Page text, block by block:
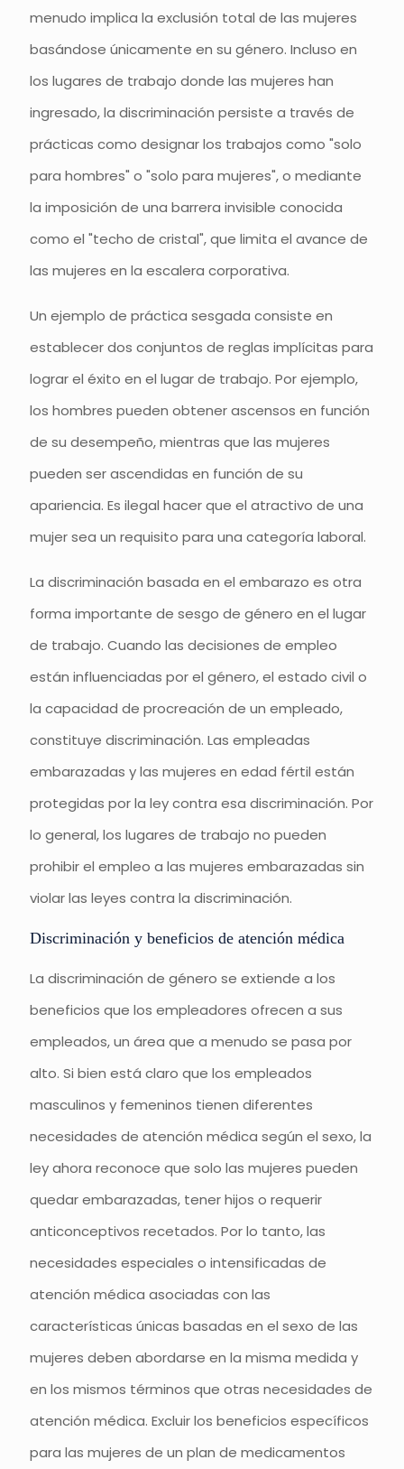
menudo implica la exclusión total de las mujeres
basándose únicamente en su género. Incluso en
los lugares de trabajo donde las mujeres han
ingresado, la discriminación persiste a través de
prácticas como designar los trabajos como "solo
para hombres" o "solo para mujeres", o mediante
la imposición de una barrera invisible conocida
como el "techo de cristal", que limita el avance de
las mujeres en la escalera corporativa.
Un ejemplo de práctica sesgada consiste en
establecer dos conjuntos de reglas implícitas para
lograr el éxito en el lugar de trabajo. Por ejemplo,
los hombres pueden obtener ascensos en función
de su desempeño, mientras que las mujeres
pueden ser ascendidas en función de su
apariencia. Es ilegal hacer que el atractivo de una
mujer sea un requisito para una categoría laboral.
La discriminación basada en el embarazo es otra
forma importante de sesgo de género en el lugar
de trabajo. Cuando las decisiones de empleo
están influenciadas por el género, el estado civil o
la capacidad de procreación de un empleado,
constituye discriminación. Las empleadas
embarazadas y las mujeres en edad fértil están
protegidas por la ley contra esa discriminación. Por
lo general, los lugares de trabajo no pueden
prohibir el empleo a las mujeres embarazadas sin
violar las leyes contra la discriminación.
Discriminación y beneficios de atención médica
La discriminación de género se extiende a los
beneficios que los empleadores ofrecen a sus
empleados, un área que a menudo se pasa por
alto. Si bien está claro que los empleados
masculinos y femeninos tienen diferentes
necesidades de atención médica según el sexo, la
ley ahora reconoce que solo las mujeres pueden
quedar embarazadas, tener hijos o requerir
anticonceptivos recetados. Por lo tanto, las
necesidades especiales o intensificadas de
atención médica asociadas con las
características únicas basadas en el sexo de las
mujeres deben abordarse en la misma medida y
en los mismos términos que otras necesidades de
atención médica. Excluir los beneficios específicos
para las mujeres de un plan de medicamentos